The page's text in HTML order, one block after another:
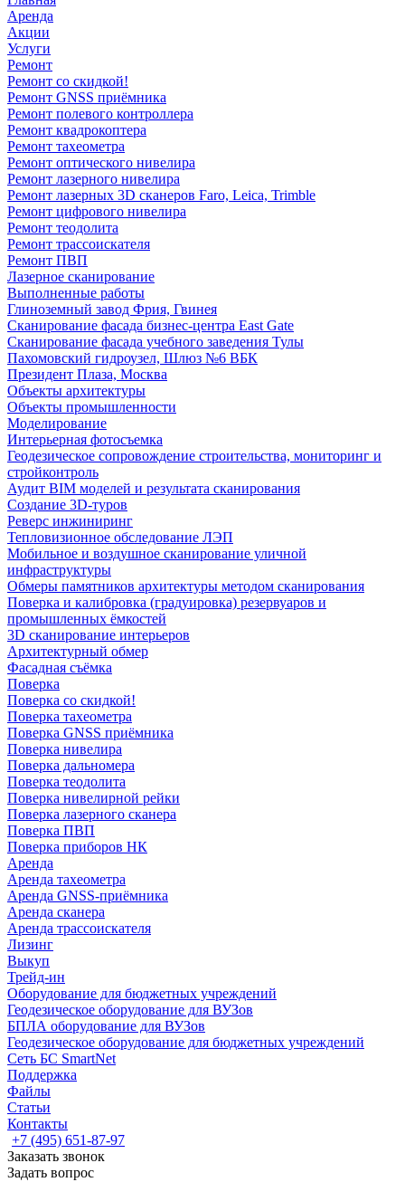
Аренда
Акции
Услуги
Ремонт
Ремонт со скидкой!
Ремонт GNSS приёмника
Ремонт полевого контроллера
Ремонт квадрокоптера
Ремонт тахеометра
Ремонт оптического нивелира
Ремонт лазерного нивелира
Ремонт лазерных 3D сканеров Faro, Leica, Trimble
Ремонт цифрового нивелира
Ремонт теодолита
Ремонт трассоискателя
Ремонт ПВП
Лазерное сканирование
Выполненные работы
Глиноземный завод Фрия, Гвинея
Сканирование фасада бизнес-центра East Gate
Сканирование фасада учебного заведения Тулы
Пахомовский гидроузел, Шлюз №6 ВБК
Президент Плаза, Москва
Объекты архитектуры
Объекты промышленности
Моделирование
Интерьерная фотосъемка
Геодезическое сопровождение строительства, мониторинг и
стройконтроль
Аудит BIM моделей и результата сканирования
Создание 3D-туров
Реверс инжиниринг
Тепловизионное обследование ЛЭП
Мобильное и воздушное сканирование уличной
инфраструктуры
Обмеры памятников архитектуры методом сканирования
Поверка и калибровка (градуировка) резервуаров и
промышленных ёмкостей
3D сканирование интерьеров
Архитектурный обмер
Фасадная съёмка
Поверка
Поверка со скидкой!
Поверка тахеометра
Поверка GNSS приёмника
Поверка нивелира
Поверка дальномера
Поверка теодолита
Поверка нивелирной рейки
Поверка лазерного сканера
Поверка ПВП
Поверка приборов НК
Аренда
Аренда тахеометра
Аренда GNSS-приёмника
Аренда сканера
Аренда трассоискателя
Лизинг
Выкуп
Трейд-ин
Оборудование для бюджетных учреждений
Геодезическое оборудование для ВУЗов
БПЛА оборудование для ВУЗов
Геодезическое оборудование для бюджетных учреждений
Сеть БС SmartNet
Поддержка
Файлы
Статьи
Контакты
+7 (495) 651-87-97
Заказать звонок
Задать вопрос